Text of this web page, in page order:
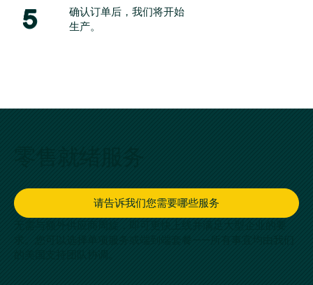
5
确认订单后，我们将开始
生产。
请告诉我们您需要哪些服务